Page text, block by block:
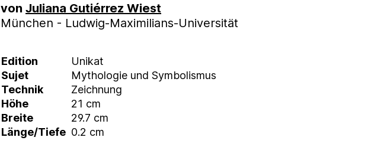
von Juliana Gutiérrez Wiest
München - Ludwig-Maximilians-Universität
Edition
Unikat
Sujet
Mythologie und Symbolismus
Technik
Zeichnung
Höhe
21 cm
Breite
29.7 cm
Länge/Tiefe 0.2 cm